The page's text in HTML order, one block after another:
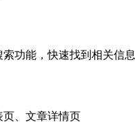
功能，快速找到相关信息
页、文章详情页